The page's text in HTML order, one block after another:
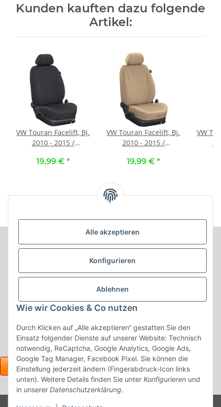
Alle akzeptieren
Konfigurieren
Ablehnen
Wie wir Cookies & Co nutzen
Durch Klicken auf „Alle akzeptieren“ gestatten Sie den
Einsatz folgender Dienste auf unserer Website: Technisch
notwendig, ReCaptcha, Google Analytics, Google Ads,
Google Tag Manager, Facebook Pixel. Sie können die
Einstellung jederzeit ändern (Fingerabdruck-Icon links
unten). Weitere Details finden Sie unter Konfigurieren und
in unserer Datenschutzerklärung.
Kunden kauften dazu folgende
Artikel:
VW Touran Facelift, Bj.
2010 - 2015 /
Mittelkonsolenbezug
19,99 € *
VW Touran Facelift, Bj.
2010 - 2015 /
Mittelkonsolenbezug
19,99 € *
VW
Informationen
Produkt Informationen
Shop Informationen
Gesetzliche Informationen